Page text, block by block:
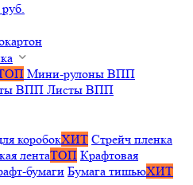
Мини-рулоны ВПП
ВПП Листы ВПП
коробокХИТ Стрейч пленка
лентаТОП Крафтовая
бумаги Бумага тишьюХИТ